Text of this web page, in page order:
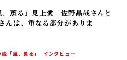
、薫る」見上愛「佐野晶哉さんと
んは、重なる部分がありま
「風、薫る」
インタビュー